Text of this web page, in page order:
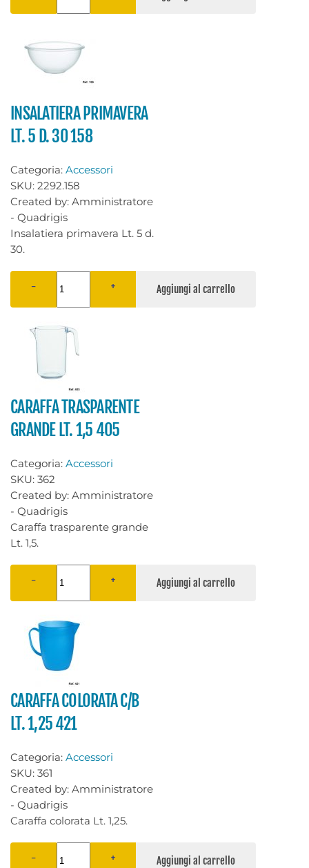
INSALATIERA PRIMAVERA
LT. 5 D. 30 158
Categoria: Accessori
SKU: 2292.158
Created by: Amministratore
- Quadrigis
Insalatiera primavera Lt. 5 d.
30.
− +
CARAFFA TRASPARENTE
GRANDE LT. 1,5 405
Categoria: Accessori
SKU: 362
Created by: Amministratore
- Quadrigis
Caraffa trasparente grande
Lt. 1,5.
− +
CARAFFA COLORATA C/B
LT. 1,25 421
Categoria: Accessori
SKU: 361
Created by: Amministratore
- Quadrigis
Caraffa colorata Lt. 1,25.
− +